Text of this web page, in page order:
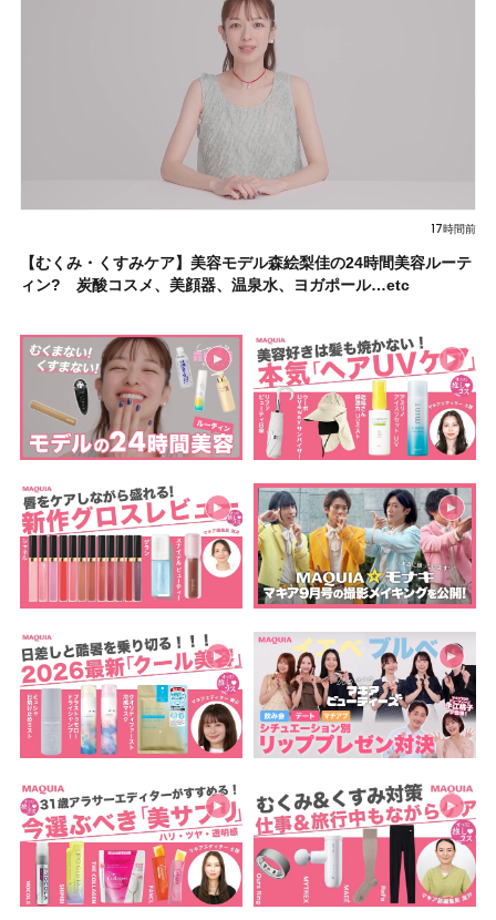
17時間前
【むくみ・くすみケア】美容モデル森絵梨佳の24時間美容ルーテ
ィン? 炭酸コスメ、美顔器、温泉水、ヨガポール…etc